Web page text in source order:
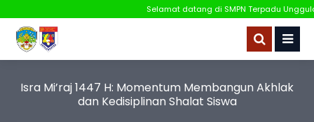
Selamat datang di SMPN Terpadu
Isra Mi’raj 1447 H: Momentum Membangun Akhlak
dan Kedisiplinan Shalat Siswa